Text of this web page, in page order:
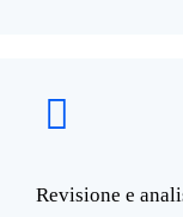
Revisione e